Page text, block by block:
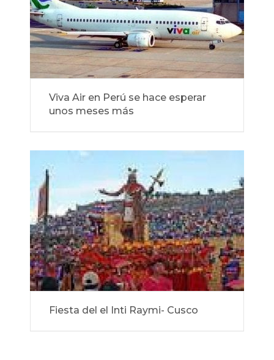
Viva Air en Perú se hace esperar
unos meses más
Fiesta del el Inti Raymi- Cusco